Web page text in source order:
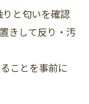
と匂いを確認
きして反り・汚
ことを事前に